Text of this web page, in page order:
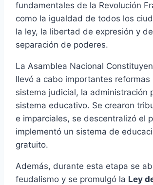
fundamentales de la Revolución
como la igualdad de todos los
la ley, la libertad de expresión y
separación de poderes.
La Asamblea Nacional
llevó a cabo importantes reformas
sistema judicial, la administración
sistema educativo. Se crearon
e imparciales, se descentralizó el
implementó un sistema de
gratuito.
Además, durante esta etapa se
feudalismo y se promulgó la Ley